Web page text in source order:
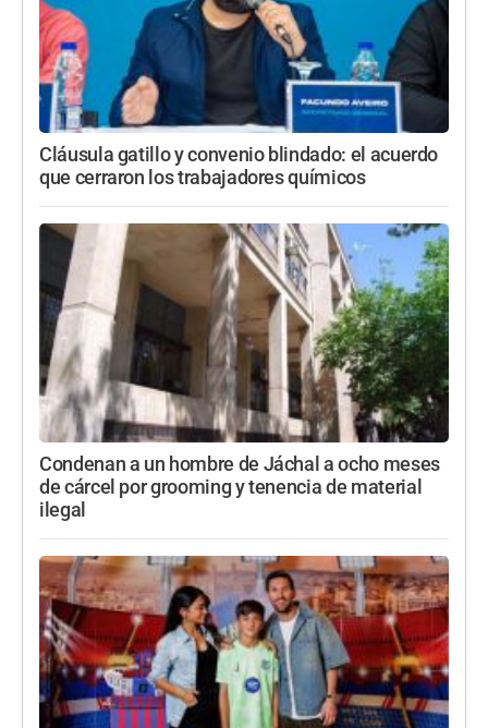
Cláusula gatillo y convenio blindado: el acuerdo
que cerraron los trabajadores químicos
Condenan a un hombre de Jáchal a ocho meses
de cárcel por grooming y tenencia de material
ilegal